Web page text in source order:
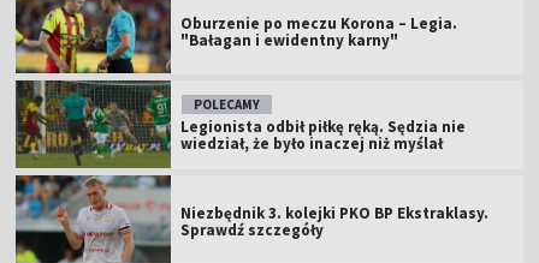
Oburzenie po meczu Korona – Legia.
"Bałagan i ewidentny karny"
POLECAMY
Legionista odbił piłkę ręką. Sędzia nie
wiedział, że było inaczej niż myślał
Niezbędnik 3. kolejki PKO BP Ekstraklasy.
Sprawdź szczegóły